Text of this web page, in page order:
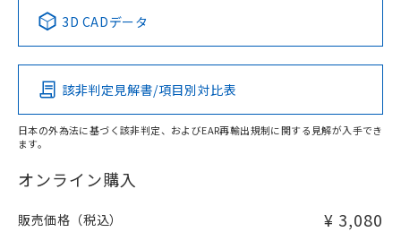
Pb Hg Cd Cr(VI)
O
在庫等で未対応品が混在する可能性があります。
問い合わせください。
この製品の規格認証/適合状況ページへ
その他の認証はこちらのページからご検索ください
3D CADデータ
該非判定見解書/項目別対比表
日本の外為法に基づく該非判定、およびEAR再輸出規制に関する見解が入手でき
ます。
オンライン購入
販売価格（税込） ¥ 3,080
既に当社にて対応品への在庫切替を完了
していることから、特段のことがない限
り、2022年1月12日より割愛しておりま
す。